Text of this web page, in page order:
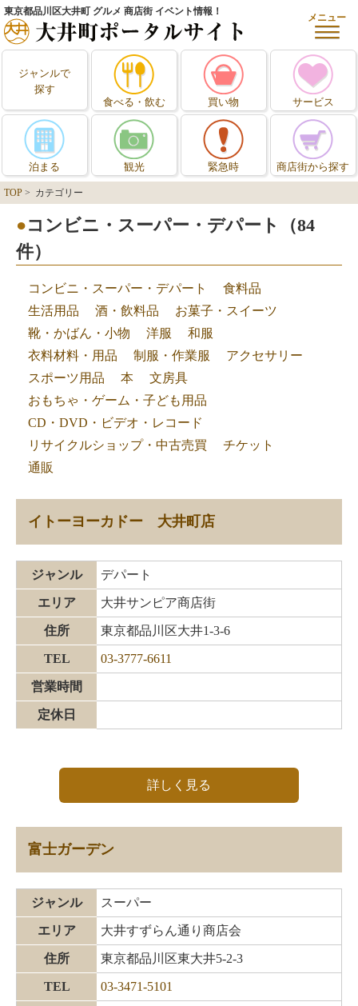
東京都品川区大井町 グルメ 商店街 イベント情報！
メニュー
ジャンルで
探す
食べる・飲む
買い物 サービス
泊まる 観光 緊急時 商店街から探す
TOP > カテゴリー
コンビニ・スーパー・デパート（84
件）
コンビニ・スーパー・デパート
食料品
生活用品
酒・飲料品
お菓子・スイーツ
靴・かばん・小物
洋服
和服
衣料材料・用品
制服・作業服
アクセサリー
スポーツ用品
本
文房具
おもちゃ・ゲーム・子ども用品
CD・DVD・ビデオ・レコード
リサイクルショップ・中古売買
チケット
通販
イトーヨーカドー 大井町店
ジャンル デパート
エリア 大井サンピア商店街
住所 東京都品川区大井1-3-6
TEL 03-3777-6611
営業時間
定休日
詳しく見る
富士ガーデン
ジャンル スーパー
エリア 大井すずらん通り商店会
住所 東京都品川区東大井5-2-3
TEL 03-3471-5101